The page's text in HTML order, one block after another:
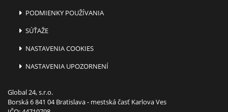
PODMIENKY POUŽÍVANIA
SÚŤAŽE
NASTAVENIA COOKIES
NASTAVENIA UPOZORNENÍ
Global 24, s.r.o.
Borská 6 841 04 Bratislava - mestská časť Karlova Ves